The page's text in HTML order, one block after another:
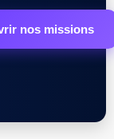
nos missions